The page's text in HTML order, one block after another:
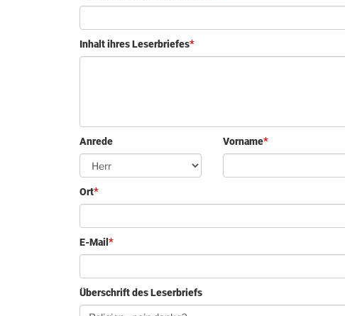
Inhalt ihres Leserbriefes
Anrede Vorname
Ort
E-Mail
Überschrift des Leserbriefs